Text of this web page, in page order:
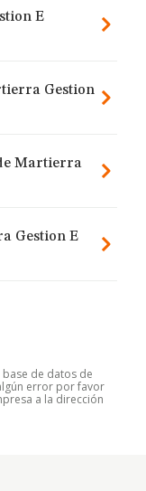
E
Gestion
Martierra
Gestion E
de datos de
algún error por favor
a la dirección